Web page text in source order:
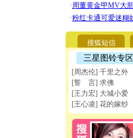
搜狐短信
三星图铃专区
[周杰伦] 千里之外
[誓 言] 求佛
[王力宏] 大城小爱
[王心凌] 花的嫁纱